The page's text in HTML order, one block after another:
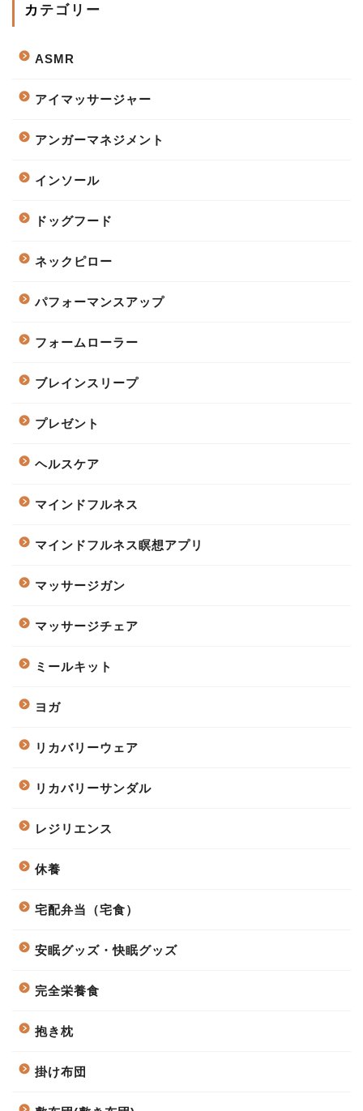
カテゴリー
ASMR
アイマッサージャー
アンガーマネジメント
インソール
ドッグフード
ネックピロー
パフォーマンスアップ
フォームローラー
ブレインスリープ
プレゼント
ヘルスケア
マインドフルネス
マインドフルネス瞑想アプリ
マッサージガン
マッサージチェア
ミールキット
ヨガ
リカバリーウェア
リカバリーサンダル
レジリエンス
休養
宅配弁当（宅食）
安眠グッズ・快眠グッズ
完全栄養食
抱き枕
掛け布団